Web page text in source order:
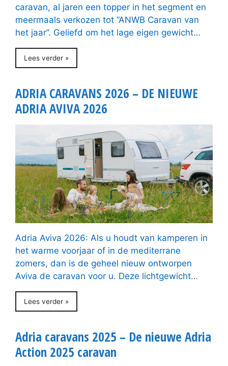
caravan, al jaren een topper in het segment en
meermaals verkozen tot “ANWB Caravan van
het jaar”. Geliefd om het lage eigen gewicht…
Lees verder »
ADRIA CARAVANS 2026 – DE NIEUWE
ADRIA AVIVA 2026
Adria Aviva 2026: Als u houdt van kamperen in
het warme voorjaar of in de mediterrane
zomers, dan is de geheel nieuw ontworpen
Aviva de caravan voor u. Deze lichtgewicht…
Lees verder »
Adria caravans 2025 – De nieuwe Adria
Action 2025 caravan